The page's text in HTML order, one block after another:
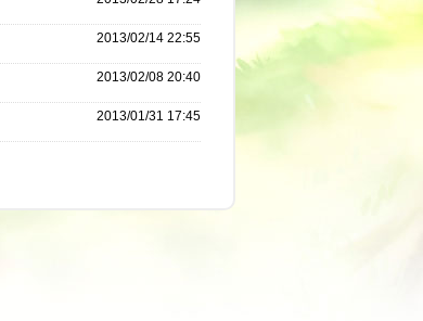
2013/02/14 22:55
2013/02/08 20:40
2013/01/31 17:45